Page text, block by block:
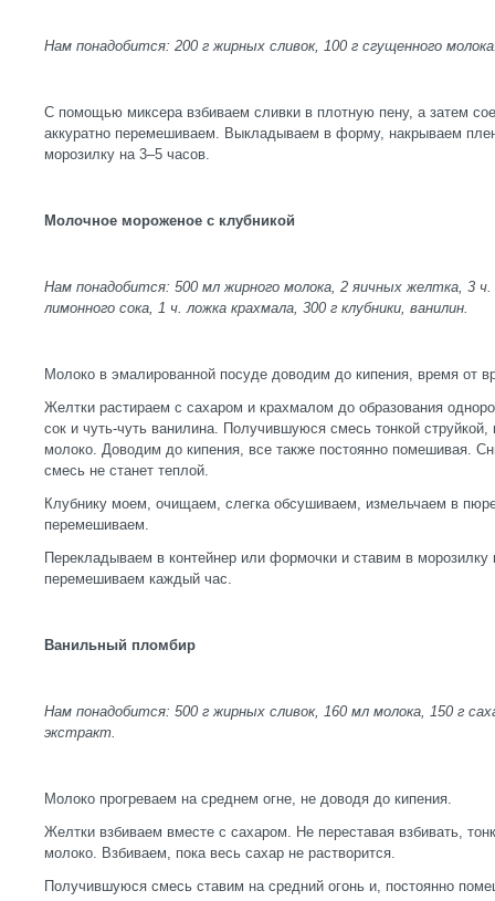
Нам понадобится: 200 г жирных сливок, 100 г сгущенного
С помощью миксера взбиваем сливки в плотную пену, а затем
аккуратно перемешиваем. Выкладываем в форму, накрываем
морозилку на 3–5 часов.
Молочное мороженое с клубникой
Нам понадобится: 500 мл жирного молока, 2 яичных желтка, 3 ч.
лимонного сока, 1 ч. ложка крахмала, 300 г клубники, ванилин.
Молоко в эмалированной посуде доводим до кипения, время от
Желтки растираем с сахаром и крахмалом до образования
сок и чуть-чуть ванилина. Получившуюся смесь тонкой
молоко. Доводим до кипения, все также постоянно помешивая.
смесь не станет теплой.
Клубнику моем, очищаем, слегка обсушиваем, измельчаем в
перемешиваем.
Перекладываем в контейнер или формочки и ставим в морозилку
перемешиваем каждый час.
Ванильный пломбир
Нам понадобится: 500 г жирных сливок, 160 мл молока, 150 г
экстракт.
Молоко прогреваем на среднем огне, не доводя до кипения.
Желтки взбиваем вместе с сахаром. Не переставая взбивать,
молоко. Взбиваем, пока весь сахар не растворится.
Получившуюся смесь ставим на средний огонь и, постоянно